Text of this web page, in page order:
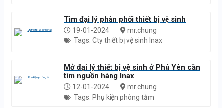
Tìm đại lý phân phối thiết bị vệ sinh
19-01-2024
mr.chung
Tags: Cty thiết bị vệ sinh Inax
Mở đại lý thiết bị vệ sinh ở Phú Yên cần
tìm nguồn hàng Inax
12-01-2024
mr.chung
Tags: Phụ kiện phòng tắm